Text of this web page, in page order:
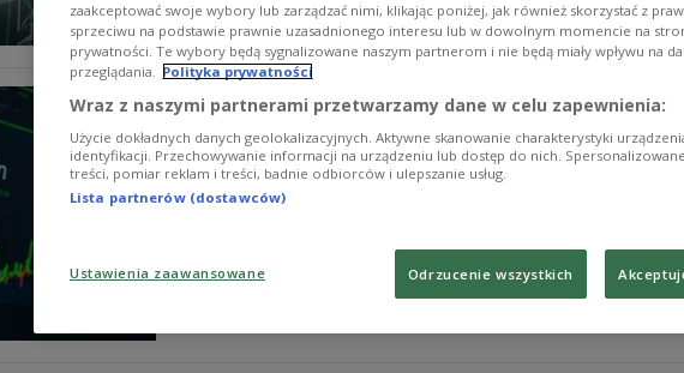
Inwestorzy zacierają ręce. Wszystko
Po zwycięstwie Donalda Trumpa w wyborach
ostatnich dniach wycena kryptowaluty zdecydowanie
dalsze wzrosty, a ekonomiści ostrzegają.
wybory prezydenckie w USA
zaakceptować swoje wybory lub zarządzać nimi, klikając poniżej, jak również skorzystać z
sprzeciwu na podstawie prawnie uzasadnionego interesu lub w dowolnym momencie na
prywatności. Te wybory będą sygnalizowane naszym partnerom i nie będą miały wpływu na
przeglądania. Polityka prywatności
Wraz z naszymi partnerami przetwarzamy dane w celu zapewnienia:
Użycie dokładnych danych geolokalizacyjnych. Aktywne skanowanie charakterystyki
identyfikacji. Przechowywanie informacji na urządzeniu lub dostęp do nich.
treści, pomiar reklam i treści, badnie odbiorców i ulepszanie usług.
Lista partnerów (dostawców)
Ustawienia zaawansowane Odrzucenie wszystkich